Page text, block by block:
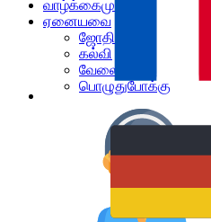
வாழ்க்கைமுறை
ஏனையவை
ஜோதிடம்
கல்வி
வேலை வாய்ப்பு
பொழுதுபோக்கு